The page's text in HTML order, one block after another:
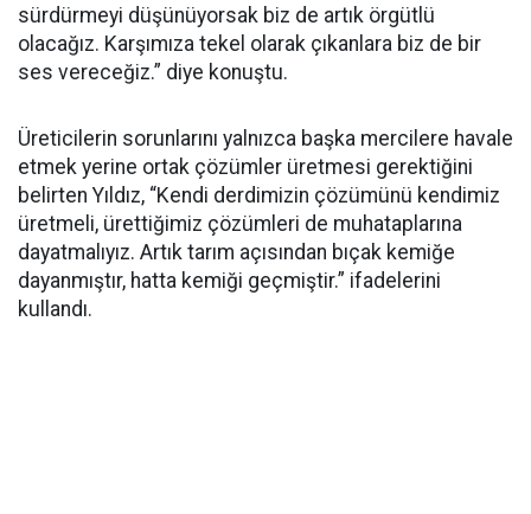
sürdürmeyi düşünüyorsak biz de artık örgütlü
olacağız. Karşımıza tekel olarak çıkanlara biz de bir
ses vereceğiz.” diye konuştu.
Üreticilerin sorunlarını yalnızca başka mercilere havale
etmek yerine ortak çözümler üretmesi gerektiğini
belirten Yıldız, “Kendi derdimizin çözümünü kendimiz
üretmeli, ürettiğimiz çözümleri de muhataplarına
dayatmalıyız. Artık tarım açısından bıçak kemiğe
dayanmıştır, hatta kemiği geçmiştir.” ifadelerini
kullandı.